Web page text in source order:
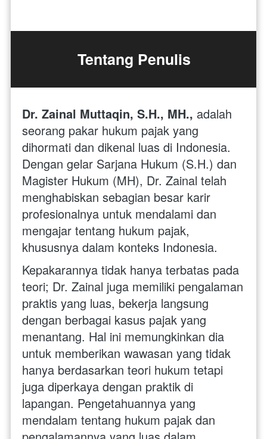
Tentang Penulis
Dr. Zainal Muttaqin, S.H., MH., adalah
seorang pakar hukum pajak yang
dihormati dan dikenal luas di Indonesia.
Dengan gelar Sarjana Hukum (S.H.) dan
Magister Hukum (MH), Dr. Zainal telah
menghabiskan sebagian besar karir
profesionalnya untuk mendalami dan
mengajar tentang hukum pajak,
khususnya dalam konteks Indonesia.
Kepakarannya tidak hanya terbatas pada
teori; Dr. Zainal juga memiliki pengalaman
praktis yang luas, bekerja langsung
dengan berbagai kasus pajak yang
menantang. Hal ini memungkinkan dia
untuk memberikan wawasan yang tidak
hanya berdasarkan teori hukum tetapi
juga diperkaya dengan praktik di
lapangan. Pengetahuannya yang
mendalam tentang hukum pajak dan